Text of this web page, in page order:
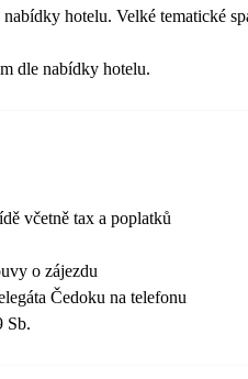
hotelu. Velké tematické
dle nabídky hotelu.
včetně tax a poplatků
o zájezdu
Čedoku na telefonu
Sb.